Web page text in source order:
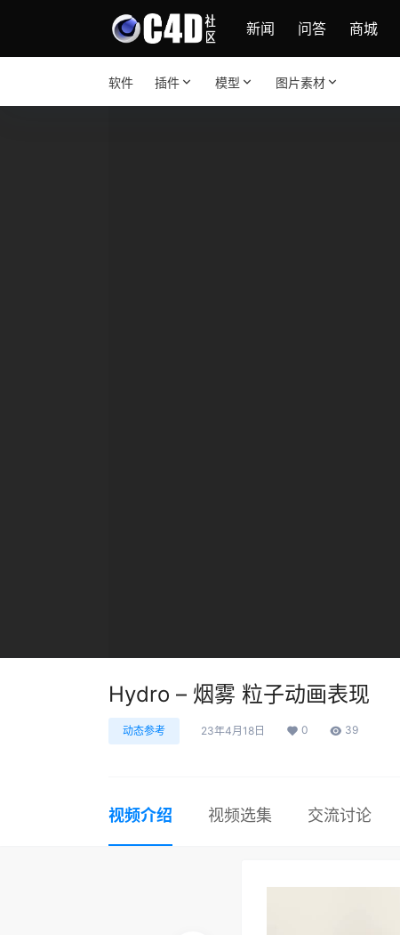
新闻 问答 商城
软件 插件 模型 图片素材
Hydro – 烟雾 粒子动画表现
动态参考 23年4月18日 0 39
视频介绍 视频选集 交流讨论